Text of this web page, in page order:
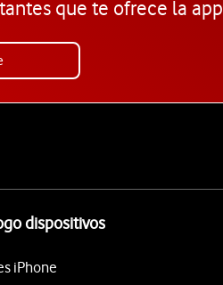
que te ofrece la app
dispositivos
iPhone